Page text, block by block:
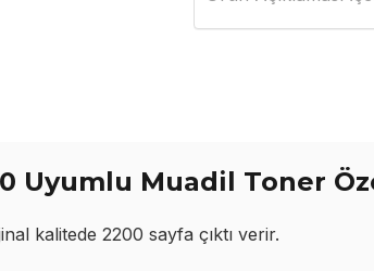
Uyumlu Muadil Toner
kalitede 2200 sayfa çıktı verir.